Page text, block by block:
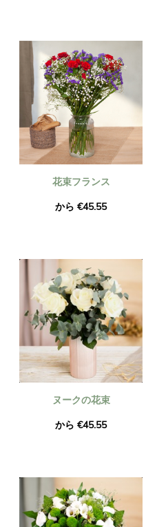
花束フランス
から €45.55
ヌークの花束
から €45.55